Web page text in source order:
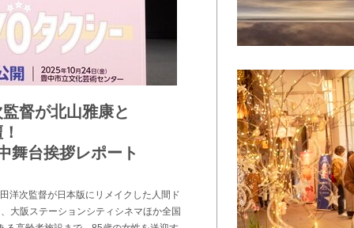
督が北山雅康と
舞台挨拶レポート
洋次監督が日本版にリメイクした人間ド
大阪ステーションシティシネマほか全国